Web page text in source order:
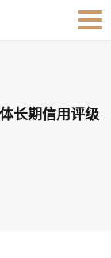
联合资信）-凯发娱乐
长期信用评级